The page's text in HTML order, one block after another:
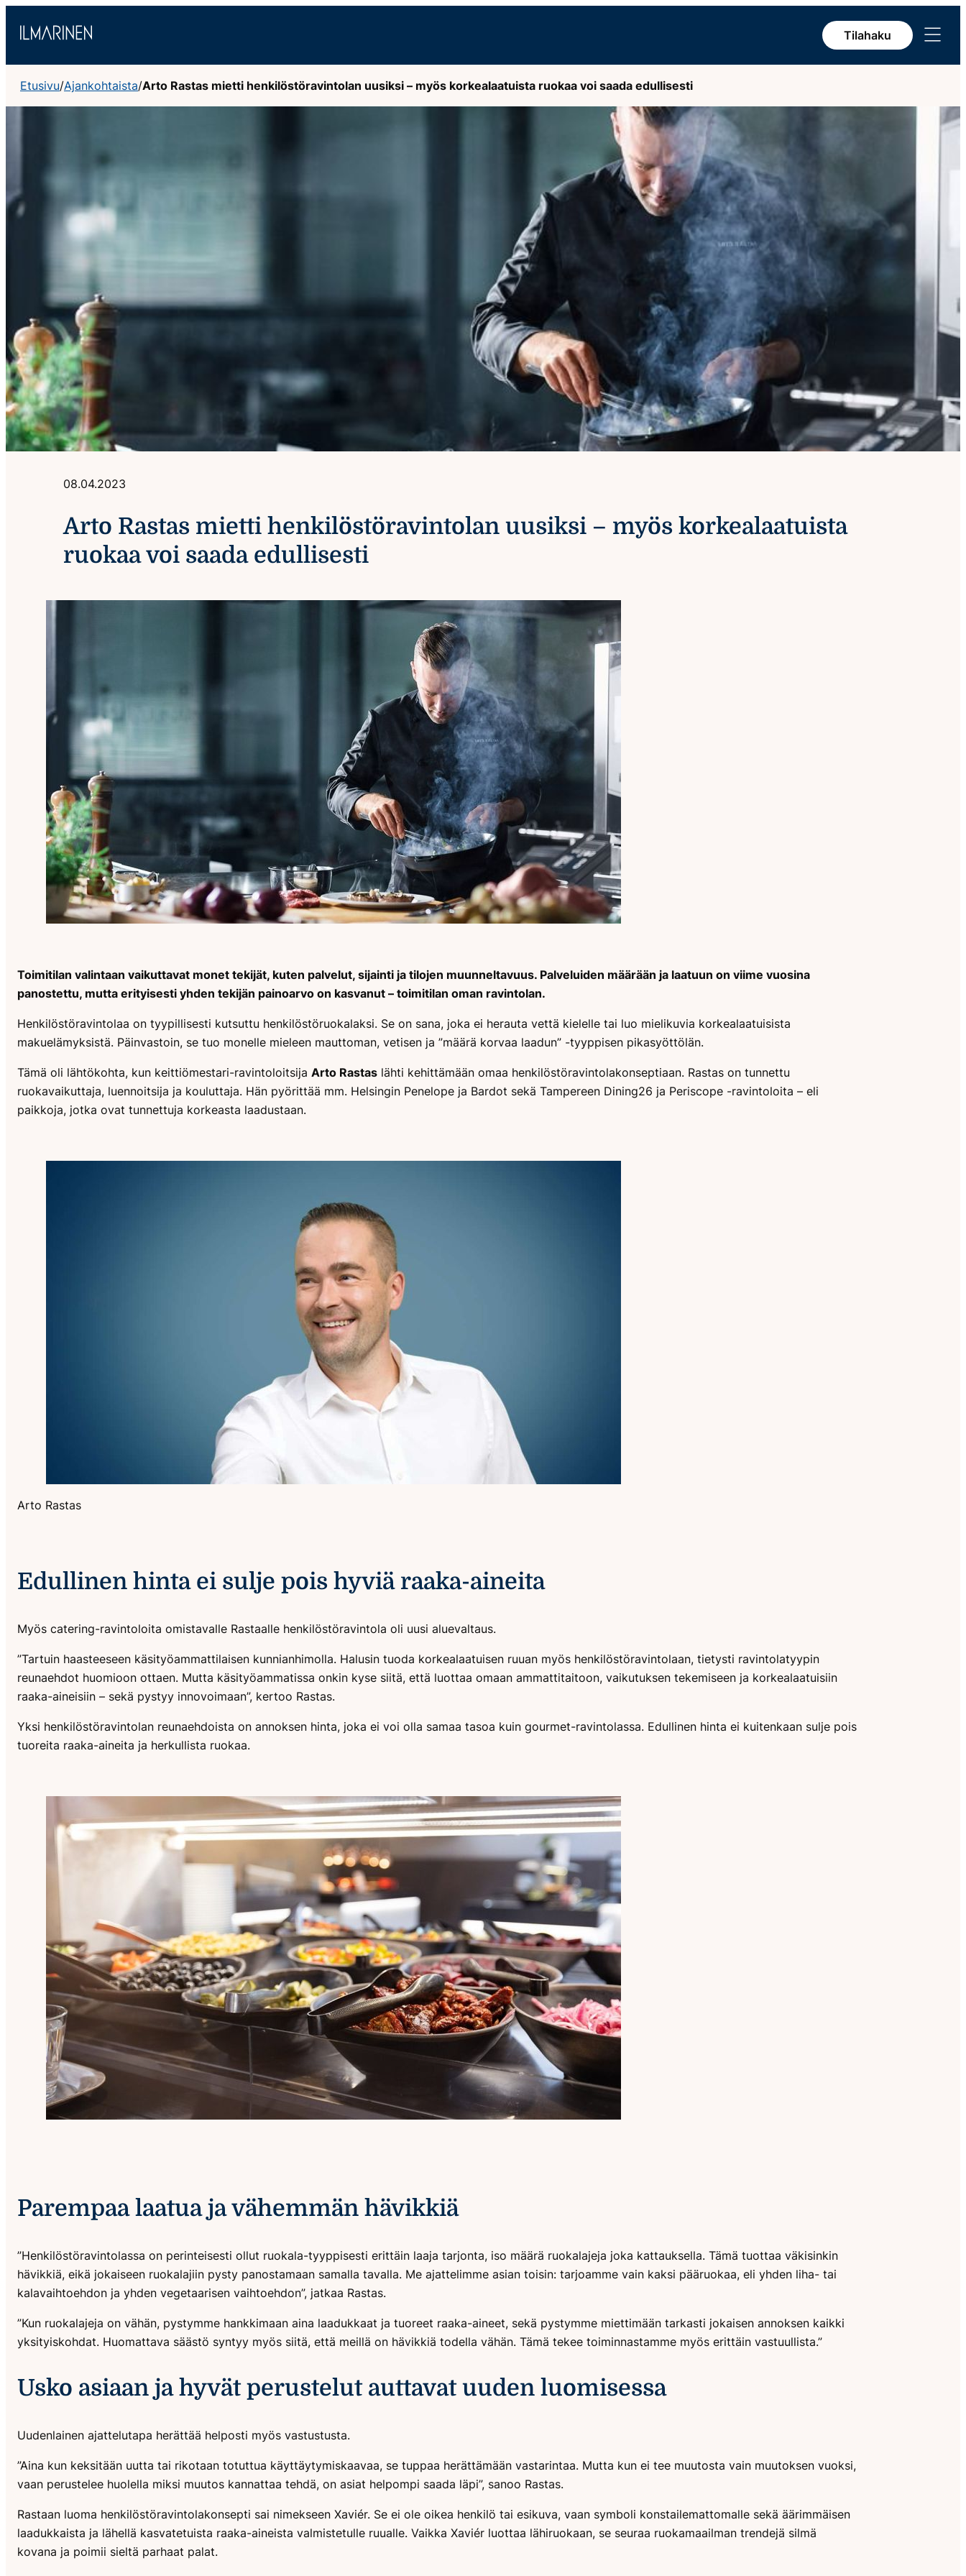
sisältöön
Tilahaku
Avaa
valikko
Etusivu/Ajankohtaista/Arto Rastas mietti henkilöstöravintolan uusiksi – myös korkealaatuista ruokaa voi saada edullisesti
Arto Rastas mietti henkilöstöravintolan uusiksi – myös korkealaatuista
ruokaa voi saada edullisesti
08.04.2023
Toimitilan valintaan vaikuttavat monet tekijät, kuten palvelut, sijainti ja tilojen muunneltavuus. Palveluiden määrään ja laatuun on viime vuosina
panostettu, mutta erityisesti yhden tekijän painoarvo on kasvanut – toimitilan oman ravintolan.
Henkilöstöravintolaa on tyypillisesti kutsuttu henkilöstöruokalaksi. Se on sana, joka ei herauta vettä kielelle tai luo mielikuvia korkealaatuisista
makuelämyksistä. Päinvastoin, se tuo monelle mieleen mauttoman, vetisen ja ”määrä korvaa laadun” -tyyppisen pikasyöttölän.
Tämä oli lähtökohta, kun keittiömestari-ravintoloitsija Arto Rastas lähti kehittämään omaa henkilöstöravintolakonseptiaan. Rastas on tunnettu
ruokavaikuttaja, luennoitsija ja kouluttaja. Hän pyörittää mm. Helsingin Penelope ja Bardot sekä Tampereen Dining26 ja Periscope -ravintoloita – eli
paikkoja, jotka ovat tunnettuja korkeasta laadustaan.
Arto Rastas
Edullinen hinta ei sulje pois hyviä raaka-aineita
Myös catering-ravintoloita omistavalle Rastaalle henkilöstöravintola oli uusi aluevaltaus.
”Tartuin haasteeseen käsityöammattilaisen kunnianhimolla. Halusin tuoda korkealaatuisen ruuan myös henkilöstöravintolaan, tietysti ravintolatyypin
reunaehdot huomioon ottaen. Mutta käsityöammatissa onkin kyse siitä, että luottaa omaan ammattitaitoon, vaikutuksen tekemiseen ja korkealaatuisiin
raaka-aineisiin – sekä pystyy innovoimaan”, kertoo Rastas.
Yksi henkilöstöravintolan reunaehdoista on annoksen hinta, joka ei voi olla samaa tasoa kuin gourmet-ravintolassa. Edullinen hinta ei kuitenkaan sulje pois
tuoreita raaka-aineita ja herkullista ruokaa.
Parempaa laatua ja vähemmän hävikkiä
”Henkilöstöravintolassa on perinteisesti ollut ruokala-tyyppisesti erittäin laaja tarjonta, iso määrä ruokalajeja joka kattauksella. Tämä tuottaa väkisinkin
hävikkiä, eikä jokaiseen ruokalajiin pysty panostamaan samalla tavalla. Me ajattelimme asian toisin: tarjoamme vain kaksi pääruokaa, eli yhden liha- tai
kalavaihtoehdon ja yhden vegetaarisen vaihtoehdon”, jatkaa Rastas.
”Kun ruokalajeja on vähän, pystymme hankkimaan aina laadukkaat ja tuoreet raaka-aineet, sekä pystymme miettimään tarkasti jokaisen annoksen kaikki
yksityiskohdat. Huomattava säästö syntyy myös siitä, että meillä on hävikkiä todella vähän. Tämä tekee toiminnastamme myös erittäin vastuullista.”
Usko asiaan ja hyvät perustelut auttavat uuden luomisessa
Uudenlainen ajattelutapa herättää helposti myös vastustusta.
”Aina kun keksitään uutta tai rikotaan totuttua käyttäytymiskaavaa, se tuppaa herättämään vastarintaa. Mutta kun ei tee muutosta vain muutoksen vuoksi,
vaan perustelee huolella miksi muutos kannattaa tehdä, on asiat helpompi saada läpi”, sanoo Rastas.
Rastaan luoma henkilöstöravintolakonsepti sai nimekseen Xaviér. Se ei ole oikea henkilö tai esikuva, vaan symboli konstailemattomalle sekä äärimmäisen
laadukkaista ja lähellä kasvatetuista raaka-aineista valmistetulle ruualle. Vaikka Xaviér luottaa lähiruokaan, se seuraa ruokamaailman trendejä silmä
kovana ja poimii sieltä parhaat palat.